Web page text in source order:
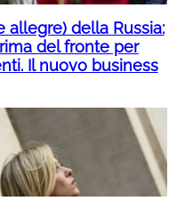
allegre) della Russia:
del fronte per
Il nuovo business